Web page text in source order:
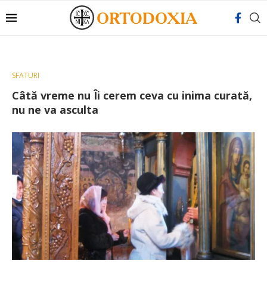
SFATURI
Câtă vreme nu Îi cerem ceva cu inima curată,
nu ne va asculta